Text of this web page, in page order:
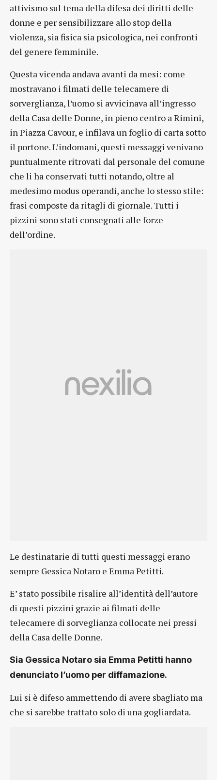
attivismo sul tema della difesa dei diritti delle
donne e per sensibilizzare allo stop della
violenza, sia fisica sia psicologica, nei confronti
del genere femminile.
Questa vicenda andava avanti da mesi: come
mostravano i filmati delle telecamere di
sorverglianza, l’uomo si avvicinava all’ingresso
della Casa delle Donne, in pieno centro a Rimini,
in Piazza Cavour, e infilava un foglio di carta sotto
il portone. L’indomani, questi messaggi venivano
puntualmente ritrovati dal personale del comune
che li ha conservati tutti notando, oltre al
medesimo modus operandi, anche lo stesso stile:
frasi composte da ritagli di giornale. Tutti i
pizzini sono stati consegnati alle forze
dell’ordine.
Le destinatarie di tutti questi messaggi erano
sempre Gessica Notaro e Emma Petitti.
E’ stato possibile risalire all’identità dell’autore
di questi pizzini grazie ai filmati delle
telecamere di sorveglianza collocate nei pressi
della Casa delle Donne.
Sia Gessica Notaro sia Emma Petitti hanno
denunciato l’uomo per diffamazione.
Lui si è difeso ammettendo di avere sbagliato ma
che si sarebbe trattato solo di una gogliardata.